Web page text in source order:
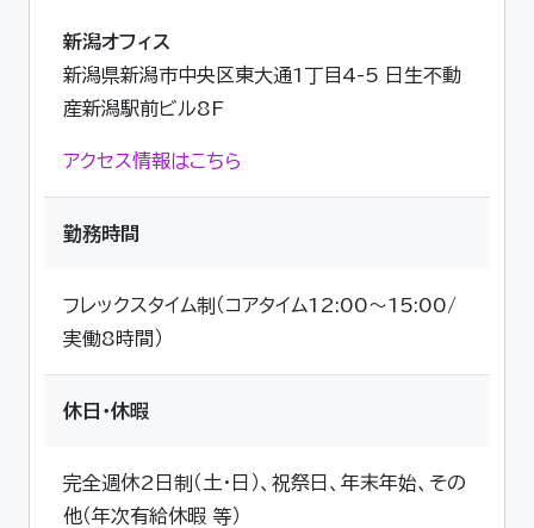
新潟オフィス
新潟県新潟市中央区東大通1丁目4-5 日生不動
産新潟駅前ビル8F
アクセス情報はこちら
勤務時間
フレックスタイム制（コアタイム12:00～15:00/
実働8時間）
休日・休暇
完全週休2日制（土・日）、祝祭日、年末年始、その
他（年次有給休暇 等）